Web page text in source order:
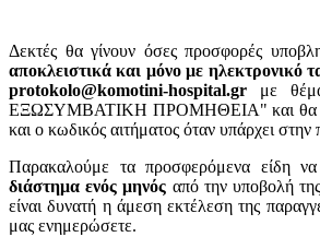
Δεκτές θα γίνουν όσες προσφορές
αποκλειστικά και μόνο με ηλεκτρονικό
protokolo@komotini-hospital.gr με
ΕΞΩΣΥΜΒΑΤΙΚΗ ΠΡΟΜΗΘΕΙΑ" και θα
και ο κωδικός αιτήματος όταν υπάρχει
Παρακαλούμε τα προσφερόμενα είδη
διάστημα ενός μηνός από την υποβολή
είναι δυνατή η άμεση εκτέλεση της
μας ενημερώσετε.